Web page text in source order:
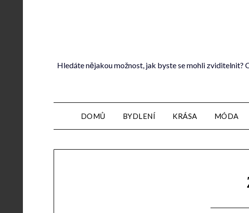
Hledáte nějakou možnost, jak byste se mohli zviditelnit?
DOMŮ BYDLENÍ KRÁSA MÓDA